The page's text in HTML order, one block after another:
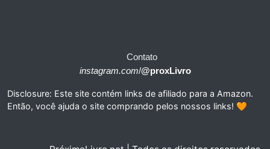
Contato
instagram.com/@proxLivro
Disclosure: Este site contém links de afiliado para a Amazon.
Então, você ajuda o site comprando pelos nossos links! 🧡